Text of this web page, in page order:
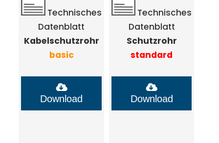
Technisches
Datenblatt
Kabelschutzrohr
basic
Download
Technisches
Datenblatt
Schutzrohr
standard
Download